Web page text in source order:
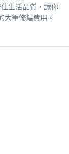
生活品質， 讓你
大筆修繕費用。